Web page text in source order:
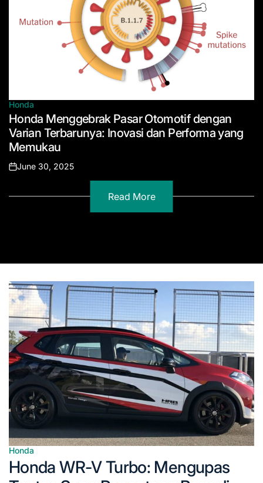
Posted
in
Honda
Honda Menggebrak Pasar Otomotif dengan
Varian Terbarunya: Inovasi dan Performa yang
Memukau
Posted
June 30, 2025
Read More
Posted
in
Honda
Honda WR-V Turbo: Mengupas